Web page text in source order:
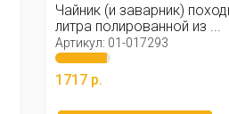
Чайник (и заварник)
литра полированной из ...
Артикул: 01-017293
1717 р.